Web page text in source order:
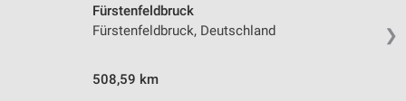
❯
Fürstenfeldbruck
Fürstenfeldbruck, Deutschland
508,59 km